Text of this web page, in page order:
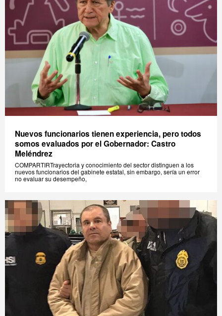
Nuevos funcionarios tienen experiencia, pero todos
somos evaluados por el Gobernador: Castro
Meléndrez
COMPARTIRTrayectoria y conocimiento del sector distinguen a los
nuevos funcionarios del gabinete estatal, sin embargo, sería un error
no evaluar su desempeño,